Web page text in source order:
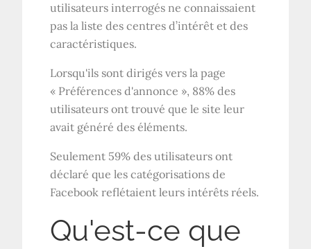
utilisateurs interrogés ne connaissaient
pas la liste des centres d’intérêt et des
caractéristiques.
Lorsqu'ils sont dirigés vers la page
« Préférences d'annonce », 88% des
utilisateurs ont trouvé que le site leur
avait généré des éléments.
Seulement 59% des utilisateurs ont
déclaré que les catégorisations de
Facebook reflétaient leurs intérêts réels.
Qu'est-ce que